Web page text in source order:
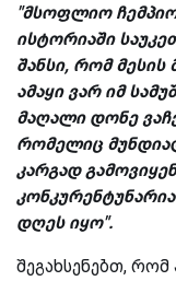
"მსოფლიო
ისტორიაში
შანსი, რომ მესის
ამაყი ვარ იმ
მაღალი დონე
რომელიც
კარგად
დღეს იყო".
შეგახსენებთ, რომ